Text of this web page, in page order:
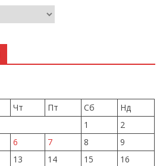
Чт Пт Сб
Нд
1
2
6 7 8
9
13 14 15
16